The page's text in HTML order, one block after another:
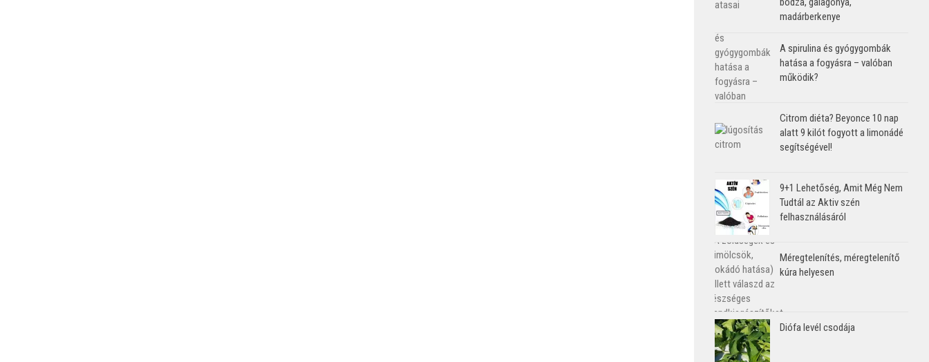
madárberkenye
A spirulina és gyógygombák
hatása a fogyásra – valóban
működik?
Citrom diéta? Beyonce 10 nap
alatt 9 kilót fogyott a limonádé
segítségével!
9+1 Lehetőség, Amit Még Nem
Tudtál az Aktiv szén
felhasználásáról
Méregtelenítés, méregtelenítő
kúra helyesen
Diófa levél csodája